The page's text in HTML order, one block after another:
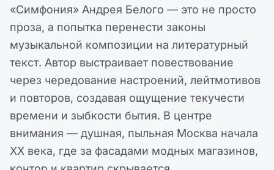
«Симфония» Андрея Белого — это не просто
проза, а попытка перенести законы
музыкальной композиции на литературный
текст. Автор выстраивает повествование
через чередование настроений, лейтмотивов
и повторов, создавая ощущение текучести
времени и зыбкости бытия. В центре
внимания — душная, пыльная Москва начала
XX века, где за фасадами модных магазинов,